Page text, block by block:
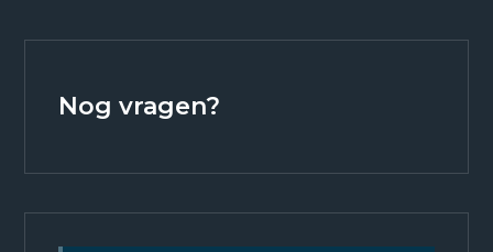
Nog vragen?